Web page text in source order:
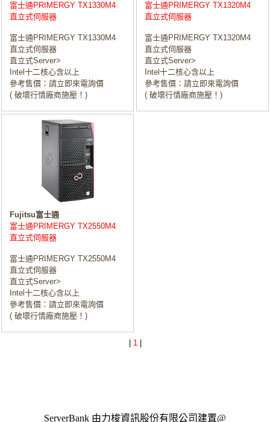
富士通PRIMERGY TX1330M4
直立式伺服器
富士通PRIMERGY TX1330M4
直立式伺服器
直立式Server>
Intel十二核心含以上
參考售價：請立即來電詢價
( 破壞行情廠商施壓！)
富士通PRIMERGY TX1320M4
直立式伺服器
富士通PRIMERGY TX1320M4
直立式伺服器
直立式Server>
Intel十二核心含以上
參考售價：請立即來電詢價
( 破壞行情廠商施壓！)
Fujitsu富士通
富士通PRIMERGY TX2550M4
直立式伺服器
富士通PRIMERGY TX2550M4
直立式伺服器
直立式Server>
Intel十二核心含以上
參考售價：請立即來電詢價
( 破壞行情廠商施壓！)
1|
ServerBank 由力梭資訊股份有限公司建置@